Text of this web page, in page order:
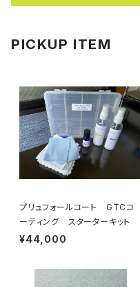
PICKUP ITEM
プリュフォールコート GTCコ
ーティング スターターキット
¥44,000